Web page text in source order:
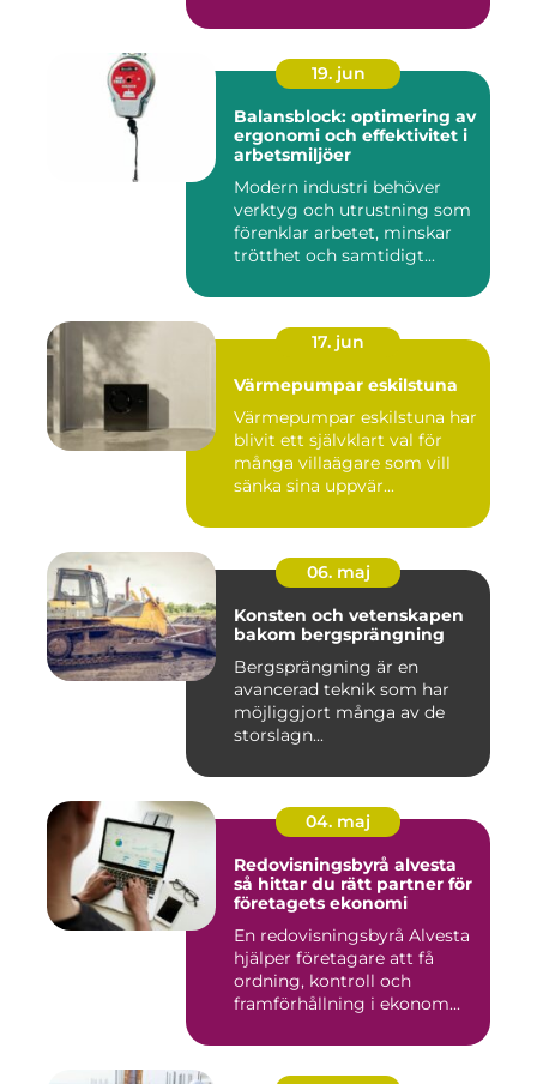
19. jun
Balansblock: optimering av
ergonomi och effektivitet i
arbetsmiljöer
Modern industri behöver
verktyg och utrustning som
förenklar arbetet, minskar
trötthet och samtidigt...
17. jun
Värmepumpar eskilstuna
Värmepumpar eskilstuna har
blivit ett självklart val för
många villaägare som vill
sänka sina uppvär...
06. maj
Konsten och vetenskapen
bakom bergsprängning
Bergsprängning är en
avancerad teknik som har
möjliggjort många av de
storslagn...
04. maj
Redovisningsbyrå alvesta
så hittar du rätt partner för
företagets ekonomi
En redovisningsbyrå Alvesta
hjälper företagare att få
ordning, kontroll och
framförhållning i ekonom...